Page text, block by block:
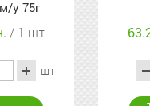
у 75г
/ 1 шт
шт